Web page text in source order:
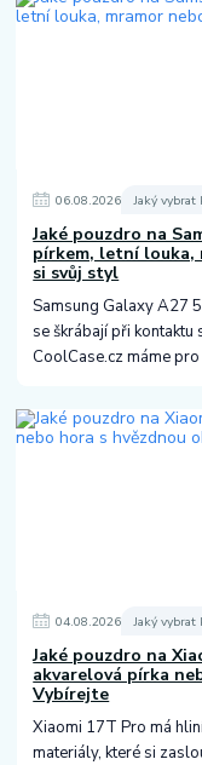
06.08.2026 Jaký
Jaké pouzdro na
pírkem, letní louka,
si svůj styl
Samsung Galaxy A27
se škrábají při kontaktu
CoolCase.cz máme
04.08.2026 Jaký
Jaké pouzdro na
akvarelová pírka
Vybírejte
Xiaomi 17T Pro má
materiály, které si